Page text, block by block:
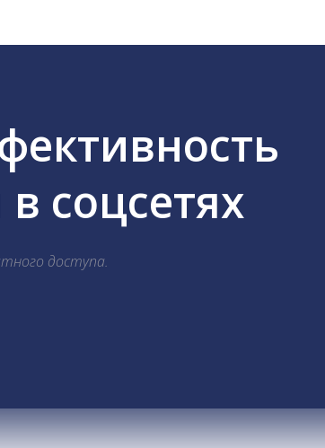
соцсетях
доступа.